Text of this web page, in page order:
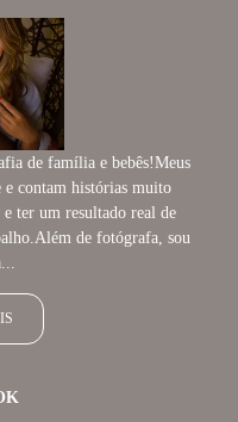
de família e bebês!Meus
contam histórias muito
ter um resultado real de
de fotógrafa, sou